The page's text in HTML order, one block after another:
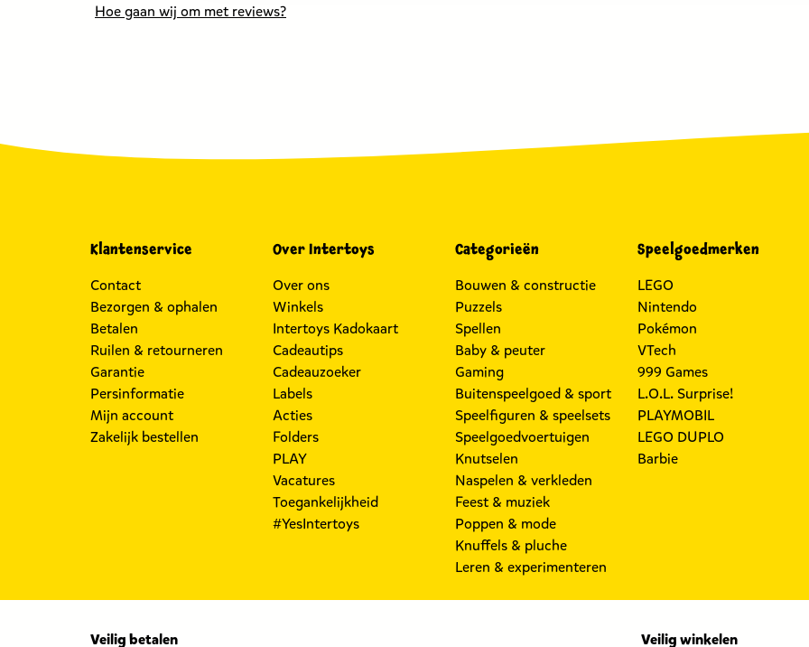
Hoe gaan wij om met reviews?
Klantenservice
Contact
Bezorgen & ophalen
Betalen
Ruilen & retourneren
Garantie
Persinformatie
Mijn account
Zakelijk bestellen
Over Intertoys
Over ons
Winkels
Intertoys Kadokaart
Cadeautips
Cadeauzoeker
Labels
Acties
Folders
PLAY
Vacatures
Toegankelijkheid
#YesIntertoys
Categorieën
Bouwen & constructie
Puzzels
Spellen
Baby & peuter
Gaming
Buitenspeelgoed & sport
Speelfiguren & speelsets
Speelgoedvoertuigen
Knutselen
Naspelen & verkleden
Feest & muziek
Poppen & mode
Knuffels & pluche
Leren & experimenteren
Speelgoedmerken
LEGO
Nintendo
Pokémon
VTech
999 Games
L.O.L. Surprise!
PLAYMOBIL
LEGO DUPLO
Barbie
Veilig betalen Veilig winkelen